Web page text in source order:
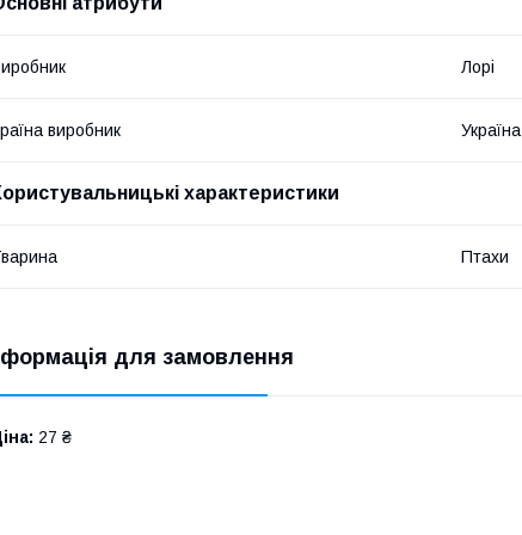
Лорі
виробник Україна
характеристики
Птахи
для замовлення
27 ₴